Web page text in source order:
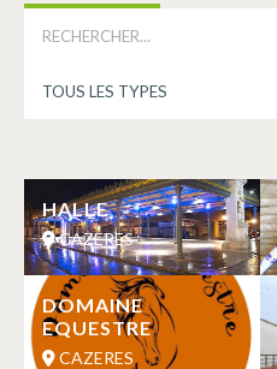
HALLE
CAZERES
DOMAINE
EQUESTRE
CAZERES